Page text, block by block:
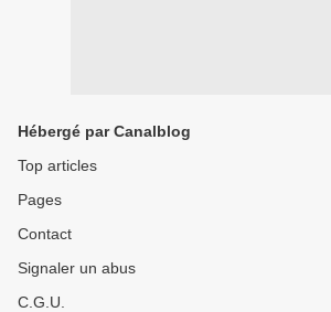
Hébergé par Canalblog
Top articles
Pages
Contact
Signaler un abus
C.G.U.